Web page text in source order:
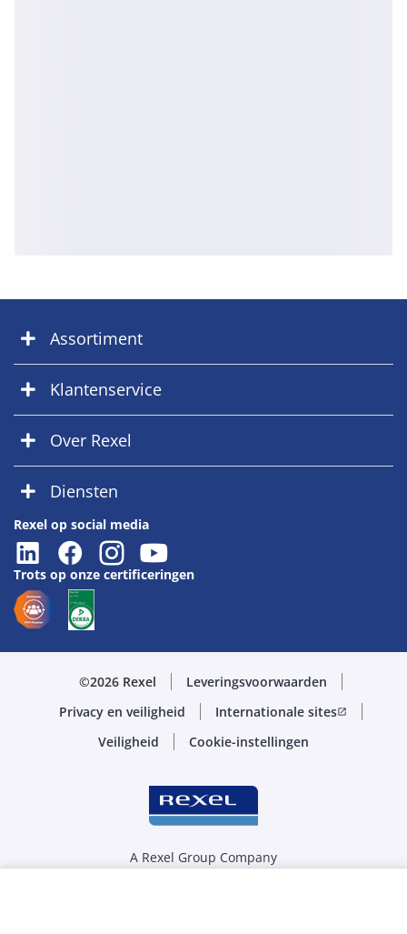
Assortiment
Klantenservice
Over Rexel
Diensten
Rexel op social media
Trots op onze certificeringen
©2026 Rexel
Leveringsvoorwaarden
Privacy en veiligheid
Internationale sitesopen_in_new
Veiligheid Cookie-instellingen
A Rexel Group Company